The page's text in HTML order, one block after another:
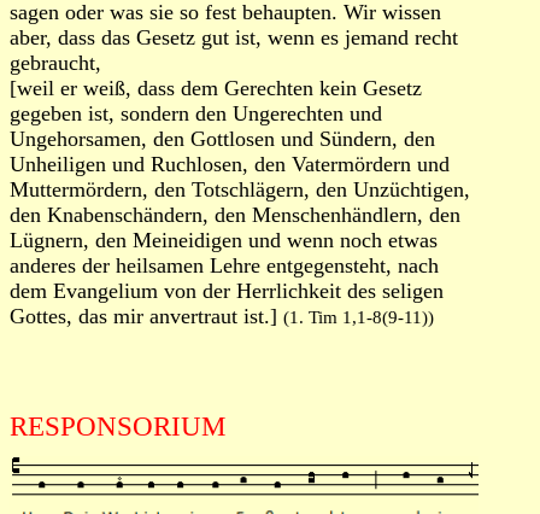
sagen oder was sie so fest behaupten. Wir wissen
aber, dass das Gesetz gut ist, wenn es jemand recht
gebraucht,
[weil er weiß, dass dem Gerechten kein Gesetz
gegeben ist, sondern den Ungerechten und
Ungehorsamen, den Gottlosen und Sündern, den
Unheiligen und Ruchlosen, den Vatermördern und
Muttermördern, den Totschlägern, den Unzüchtigen,
den Knabenschändern, den Menschenhändlern, den
Lügnern, den Meineidigen und wenn noch etwas
anderes der heilsamen Lehre entgegensteht, nach
dem Evangelium von der Herrlichkeit des seligen
Gottes, das mir anvertraut ist.] (1. Tim 1,1-8(9-11))
RESPONSORIUM